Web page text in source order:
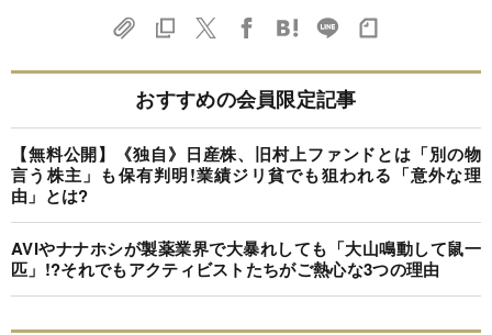
おすすめの会員限定記事
【無料公開】《独自》日産株、旧村上ファンドとは「別の物
言う株主」も保有判明!業績ジリ貧でも狙われる「意外な理
由」とは?
AVIやナナホシが製薬業界で大暴れしても「大山鳴動して鼠一
匹」!?それでもアクティビストたちがご熱心な3つの理由